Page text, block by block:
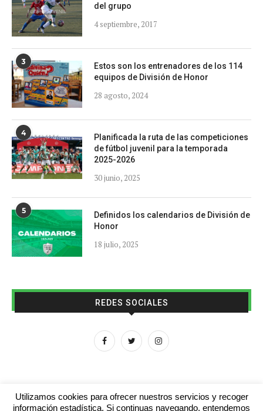
del grupo
4 septiembre, 2017
3
Estos son los entrenadores de los 114
equipos de División de Honor
28 agosto, 2024
4
Planificada la ruta de las competiciones
de fútbol juvenil para la temporada
2025-2026
30 junio, 2025
5
Definidos los calendarios de División de
Honor
18 julio, 2025
REDES SOCIALES
Utilizamos cookies para ofrecer nuestros servicios y recoger
información estadística. Si continuas navegando, entendemos